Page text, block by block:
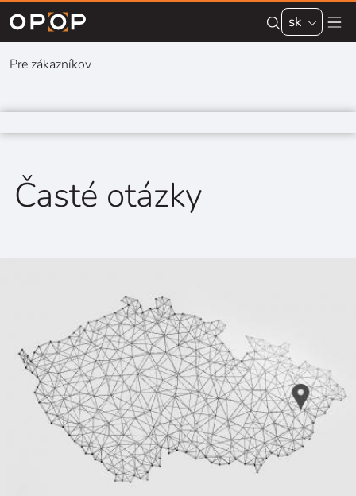
Skip to main content
sk
Pre zákazníkov
Časté otázky